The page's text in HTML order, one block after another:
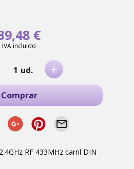
€
IVA incluido
ud. +
Comprar
RF 433MHz carril DIN